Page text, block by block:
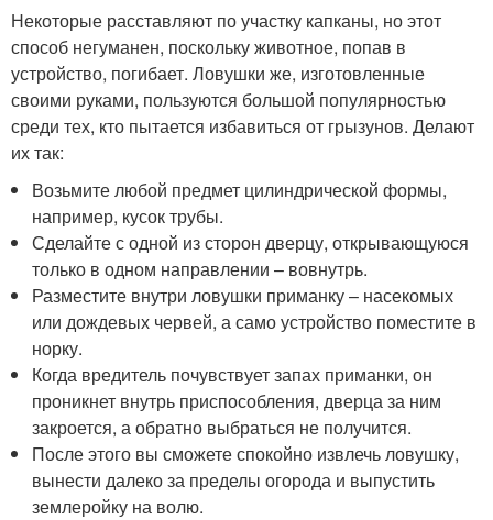
Некоторые расставляют по участку капканы, но этот
способ негуманен, поскольку животное, попав в
устройство, погибает. Ловушки же, изготовленные
своими руками, пользуются большой популярностью
среди тех, кто пытается избавиться от грызунов. Делают
их так:
Возьмите любой предмет цилиндрической формы,
например, кусок трубы.
Сделайте с одной из сторон дверцу, открывающуюся
только в одном направлении – вовнутрь.
Разместите внутри ловушки приманку – насекомых
или дождевых червей, а само устройство поместите в
норку.
Когда вредитель почувствует запах приманки, он
проникнет внутрь приспособления, дверца за ним
закроется, а обратно выбраться не получится.
После этого вы сможете спокойно извлечь ловушку,
вынести далеко за пределы огорода и выпустить
землеройку на волю.